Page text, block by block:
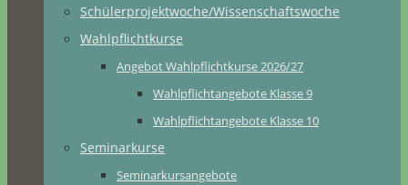
Schülerprojektwoche/Wissenschaftswoche
Wahlpflichtkurse
Angebot Wahlpflichtkurse 2026/27
Wahlpflichtangebote Klasse 9
Wahlpflichtangebote Klasse 10
Seminarkurse
Seminarkursangebote